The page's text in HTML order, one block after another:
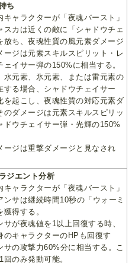
ち
ャラクターが「夜魂バースト」
スカは近くの敵に「シャドウチェ
放ち、夜魂性質の風元素ダメージ
ージは元素スキルスピリット・レ
イサー弾の150%に相当する。
水元素、氷元素、または雷元素の
する場合、シャドウチェイサー
を起こし、夜魂性質の対応元素ダ
のダメージは元素スキルスピリッ
ドウチェイサー弾・光輝の150%
ージは重撃ダメージと見なされ
ジエント分析
ャラクターが「夜魂バースト」
ンサは継続時間10秒の「ウォーミ
得する。
が夜魂値を1以上回復する時、
のキャラクターのHPも回復す
サの攻撃力60%分に相当する。こ
のみ発動可能。